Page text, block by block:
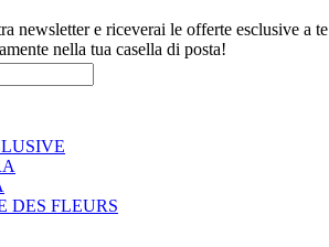
newsletter e riceverai le offerte esclusive a te
nella tua casella di posta!
DES FLEURS